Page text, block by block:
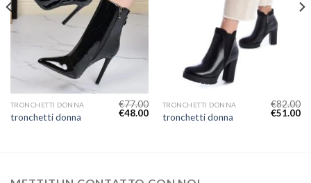
TRONCHETTI DONNA
tronchetti donna
€77.00
€48.00
TRONCHETTI DONNA
tronchetti donna
€82.00
€51.00